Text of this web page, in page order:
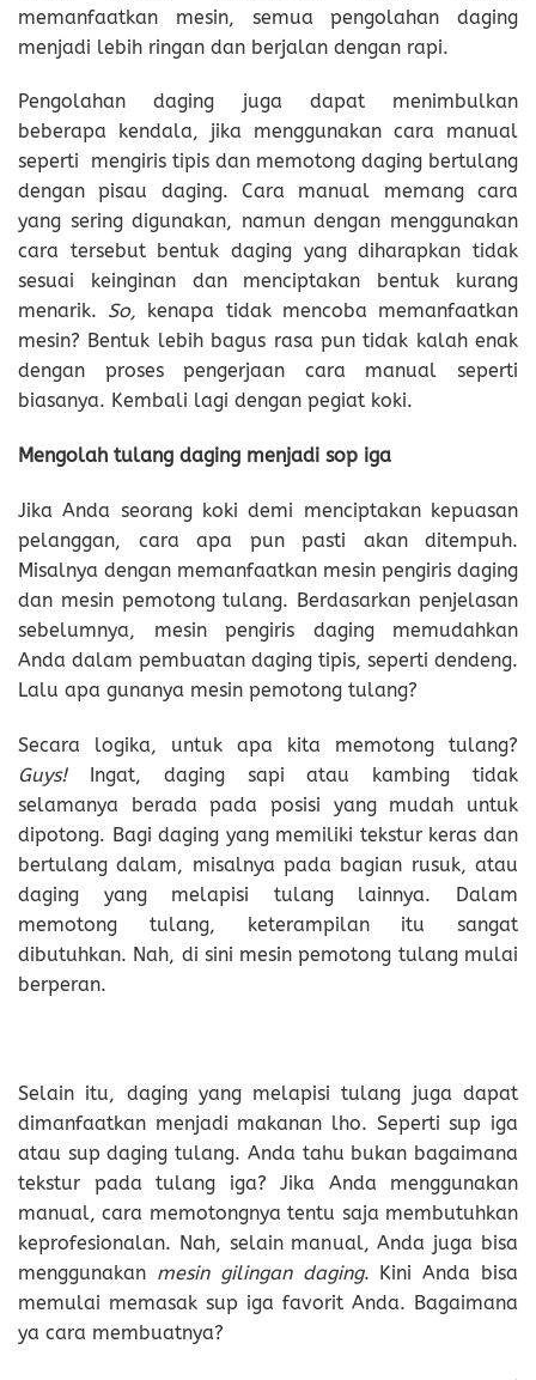
memanfaatkan mesin, semua pengolahan daging
menjadi lebih ringan dan berjalan dengan rapi.
Pengolahan daging juga dapat menimbulkan
beberapa kendala, jika menggunakan cara manual
seperti mengiris tipis dan memotong daging bertulang
dengan pisau daging. Cara manual memang cara
yang sering digunakan, namun dengan menggunakan
cara tersebut bentuk daging yang diharapkan tidak
sesuai keinginan dan menciptakan bentuk kurang
menarik. So, kenapa tidak mencoba memanfaatkan
mesin? Bentuk lebih bagus rasa pun tidak kalah enak
dengan proses pengerjaan cara manual seperti
biasanya. Kembali lagi dengan pegiat koki.
Mengolah tulang daging menjadi sop iga
Jika Anda seorang koki demi menciptakan kepuasan
pelanggan, cara apa pun pasti akan ditempuh.
Misalnya dengan memanfaatkan mesin pengiris daging
dan mesin pemotong tulang. Berdasarkan penjelasan
sebelumnya, mesin pengiris daging memudahkan
Anda dalam pembuatan daging tipis, seperti dendeng.
Lalu apa gunanya mesin pemotong tulang?
Secara logika, untuk apa kita memotong tulang?
Guys! Ingat, daging sapi atau kambing tidak
selamanya berada pada posisi yang mudah untuk
dipotong. Bagi daging yang memiliki tekstur keras dan
bertulang dalam, misalnya pada bagian rusuk, atau
daging yang melapisi tulang lainnya. Dalam
memotong tulang, keterampilan itu sangat
dibutuhkan. Nah, di sini mesin pemotong tulang mulai
berperan.
Selain itu, daging yang melapisi tulang juga dapat
dimanfaatkan menjadi makanan lho. Seperti sup iga
atau sup daging tulang. Anda tahu bukan bagaimana
tekstur pada tulang iga? Jika Anda menggunakan
manual, cara memotongnya tentu saja membutuhkan
keprofesionalan. Nah, selain manual, Anda juga bisa
menggunakan mesin gilingan daging. Kini Anda bisa
memulai memasak sup iga favorit Anda. Bagaimana
ya cara membuatnya?